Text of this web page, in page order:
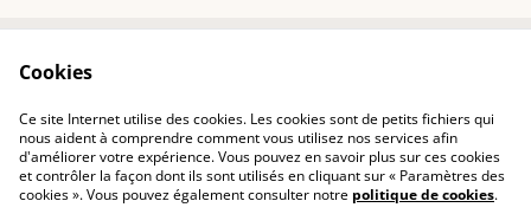
Politique de
confidentialité
Politique de cookies
Cookies
Ce site Internet utilise des cookies. Les cookies sont de petits fichiers qui
nous aident à comprendre comment vous utilisez nos services afin
d'améliorer votre expérience. Vous pouvez en savoir plus sur ces cookies
et contrôler la façon dont ils sont utilisés en cliquant sur « Paramètres des
cookies ». Vous pouvez également consulter notre politique de cookies.